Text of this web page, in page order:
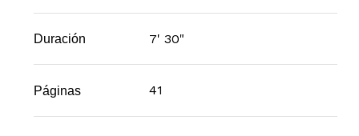
Duración 7' 30"
Páginas 41